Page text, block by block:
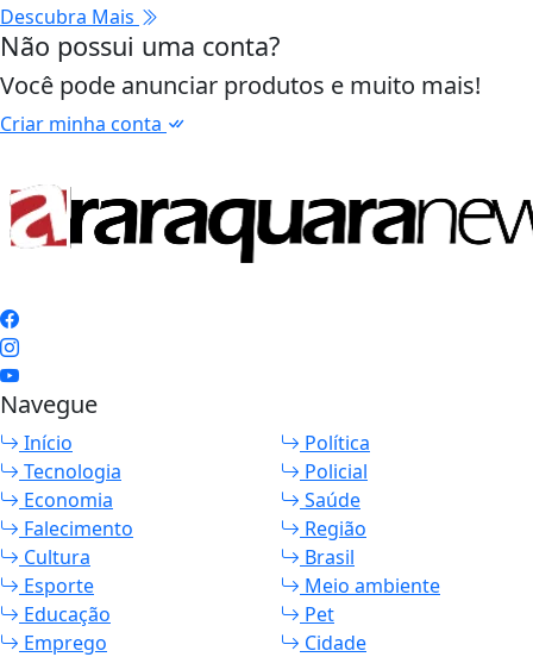
Descubra Mais
Não possui uma conta?
Você pode anunciar produtos e muito mais!
Criar minha conta
Navegue
Início
Política
Tecnologia
Policial
Economia
Saúde
Falecimento
Região
Cultura
Brasil
Esporte
Meio ambiente
Educação
Pet
Emprego
Cidade